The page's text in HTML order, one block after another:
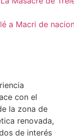
a Macri de
con el
la zona de
renovada,
de interés